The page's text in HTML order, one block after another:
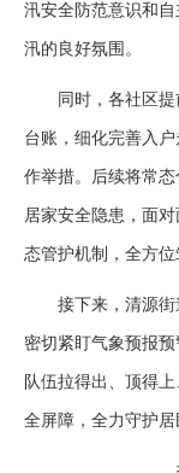
汛安全防范意识和
汛的良好氛围。
同时，各社区提
台账，细化完善入
作举措。后续将常
居家安全隐患，面
态管护机制，全方位
接下来，清源街道
密切紧盯气象预报
队伍拉得出、顶得
全屏障，全力守护居